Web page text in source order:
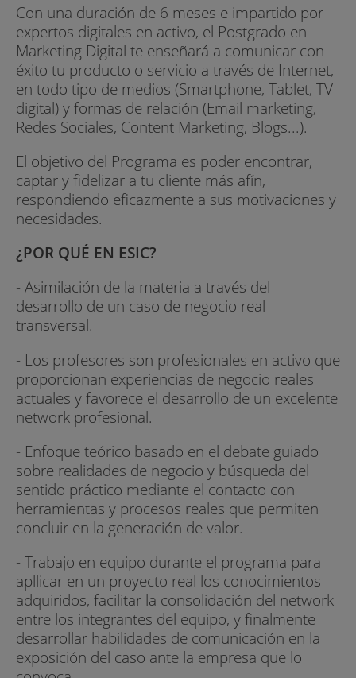
Con una duración de 6 meses e impartido por
expertos digitales en activo, el Postgrado en
Marketing Digital te enseñará a comunicar con
éxito tu producto o servicio a través de Internet,
en todo tipo de medios (Smartphone, Tablet, TV
digital) y formas de relación (Email marketing,
Redes Sociales, Content Marketing, Blogs...).
El objetivo del Programa es poder encontrar,
captar y fidelizar a tu cliente más afín,
respondiendo eficazmente a sus motivaciones y
necesidades.
¿POR QUÉ EN ESIC?
- Asimilación de la materia a través del
desarrollo de un caso de negocio real
transversal.
- Los profesores son profesionales en activo que
proporcionan experiencias de negocio reales
actuales y favorece el desarrollo de un excelente
network profesional.
- Enfoque teórico basado en el debate guiado
sobre realidades de negocio y búsqueda del
sentido práctico mediante el contacto con
herramientas y procesos reales que permiten
concluir en la generación de valor.
- Trabajo en equipo durante el programa para
apllicar en un proyecto real los conocimientos
adquiridos, facilitar la consolidación del network
entre los integrantes del equipo, y finalmente
desarrollar habilidades de comunicación en la
exposición del caso ante la empresa que lo